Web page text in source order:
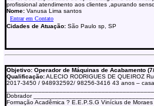
profissional atendimento aos clientes ,apurando
Nome: Vanusa Lima santos
Cidades de Atuação: São Paulo sp, SP
Objetivo: Operador de Máquinas de Acabamento
Qualificação:ALECIO RODRIGUES DE QUEIROZ
2017-3450 / 948932592/ 98256-3416 43 anos –
Dobrador
Formação Acadêmica ? E.E.P.S.G Vinícius de